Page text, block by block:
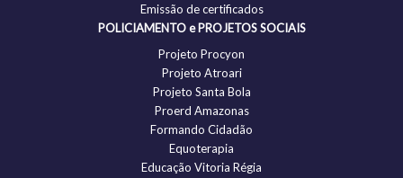
Emissão de certificados
POLICIAMENTO e PROJETOS SOCIAIS
Projeto Procyon
Projeto Atroari
Projeto Santa Bola
Proerd Amazonas
Formando Cidadão
Equoterapia
Educação Vitoria Régia